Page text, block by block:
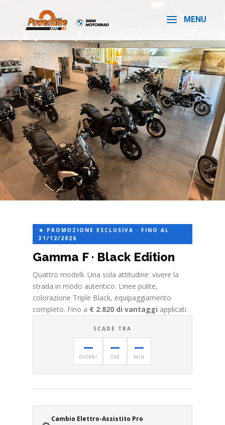
★ PROMOZIONE ESCLUSIVA · FINO AL
31/12/2026
Gamma F · Black Edition
Quattro modelli. Una sola attitudine: vivere la
strada in modo autentico. Linee pulite,
colorazione Triple Black, equipaggiamento
completo. Fino a € 2.820 di vantaggi applicati.
SCADE TRA
—
GIORNI
—
ORE
—
MIN
Cambio Elettro-Assistito Pro